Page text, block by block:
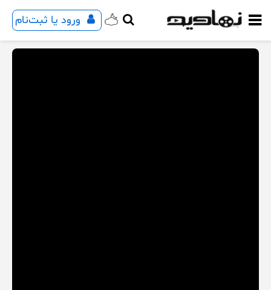
ورود یا ثبت‌نام